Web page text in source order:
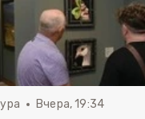
Вчера, 19:34